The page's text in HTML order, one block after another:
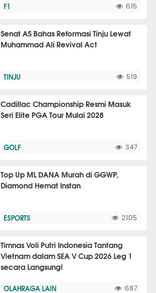
F1 615
Senat AS Bahas Reformasi Tinju Lewat
Muhammad Ali Revival Act
TINJU 519
Cadillac Championship Resmi Masuk
Seri Elite PGA Tour Mulai 2028
GOLF 347
Top Up ML DANA Murah di GGWP,
Diamond Hemat Instan
ESPORTS 2105
Timnas Voli Putri Indonesia Tantang
Vietnam dalam SEA V Cup 2026 Leg 1
secara Langsung!
OLAHRAGA LAIN 687